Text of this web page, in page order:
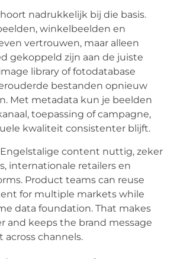
nadrukkelijk bij die basis.
winkelbeelden en
vertrouwen, maar alleen
gekoppeld zijn aan de juiste
library of fotodatabase
bestanden opnieuw
Met metadata kun je beelden
toepassing of campagne,
kwaliteit consistenter blijft.
content nuttig, zeker
internationale retailers en
Product teams can reuse
for multiple markets while
data foundation. That makes
and keeps the brand message
channels.